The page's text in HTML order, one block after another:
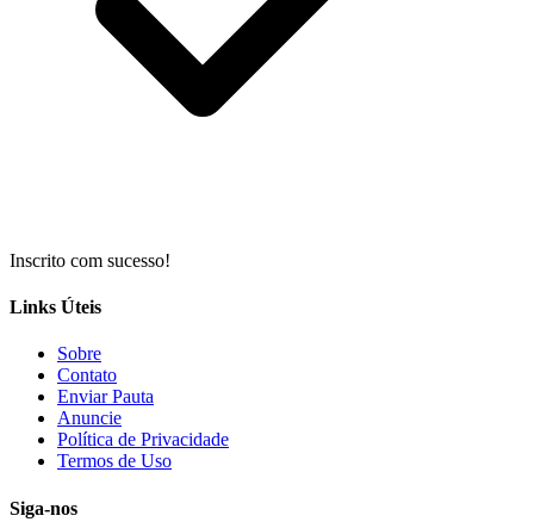
Inscrito com sucesso!
Links Úteis
Sobre
Contato
Enviar Pauta
Anuncie
Política de Privacidade
Termos de Uso
Siga-nos